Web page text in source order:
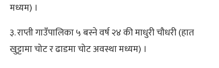
मध्यम) ।
३. राप्ती गाउँपालिका ५ बस्ने वर्ष २४ की माधुरी चौधरी (हात
खुट्टामा चोट र ढाडमा चोट अवस्था मध्यम) ।